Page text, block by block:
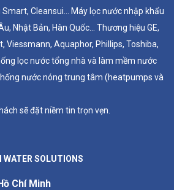
Cleansui... Máy lọc nước nhập khẩu
Nhật Bản, Hàn Quốc... Thương hiệu GE,
Viessmann, Aquaphor, Phillips, Toshiba,
lọc nước tổng nhà và làm mềm nước
nước nóng trung tâm (heatpumps và
sẽ đặt niềm tin trọn vẹn.
WATER SOLUTIONS
Chí Minh